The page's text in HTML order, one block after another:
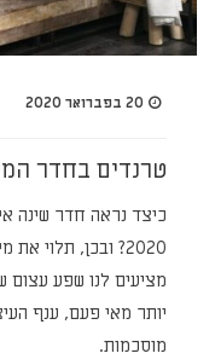
20 בפברואר 2020
טרנדים בחדר
כיצד נראה חדר שינה
2020? ובכן, תלוי
מציעים לנו שפע עצום
יותר מאי פעם, ענף
מוסכמות.